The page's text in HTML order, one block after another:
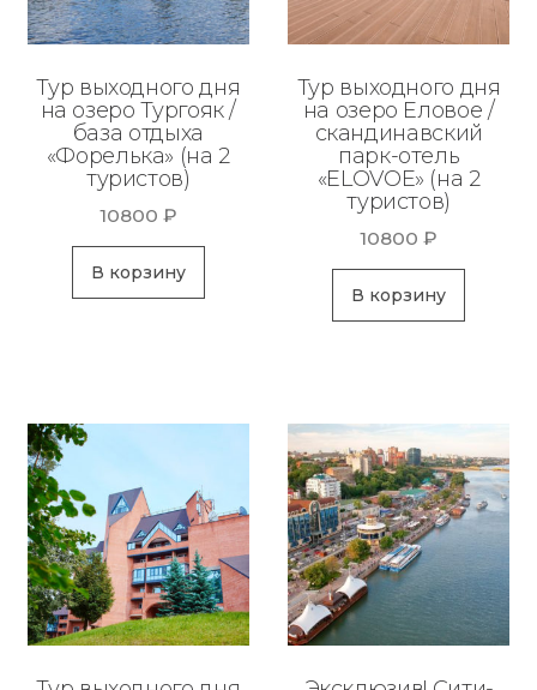
Тур выходного дня
на озеро Тургояк /
база отдыха
«Форелька» (на 2
туристов)
10800 ₽
В корзину
Тур выходного дня
на озеро Еловое /
скандинавский
парк-отель
«ELOVOE» (на 2
туристов)
10800₽
В корзину